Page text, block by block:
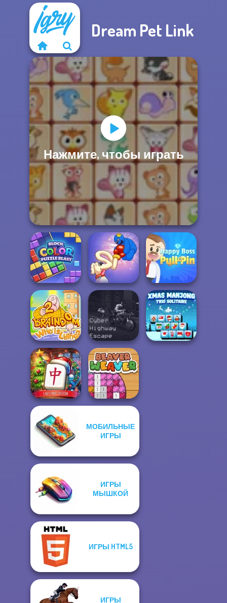
Dream Pet Link
Нажмите, чтобы играть
Block Color
Puzzle Blast
Long Dog - Long
Nose
Happy Boss Pull
Pin
Braindom 2:
Who is Lying?
Cyber Highway
Escape
Mahjong at
Home -
Christmas Ed...
МОБИЛЬНЫЕ
ИГРЫ
ИГРЫ
МЫШКОЙ
ИГРЫ HTML5
ИГРЫ